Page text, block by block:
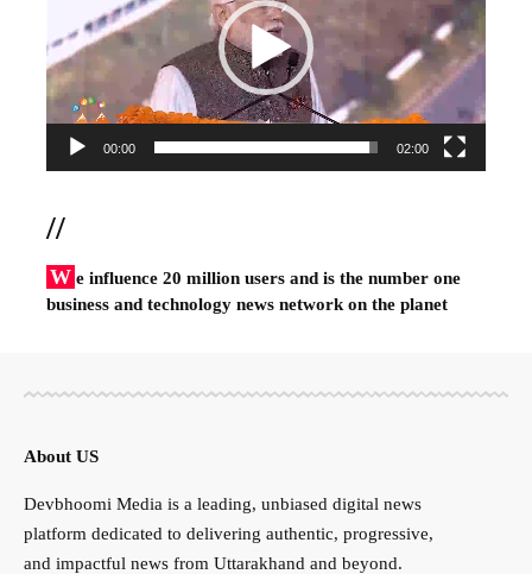
00:00 02:00
//
W e influence 20 million users and is the number one
business and technology news network on the planet
About US
Devbhoomi Media is a leading, unbiased digital news
platform dedicated to delivering authentic, progressive,
and impactful news from Uttarakhand and beyond.